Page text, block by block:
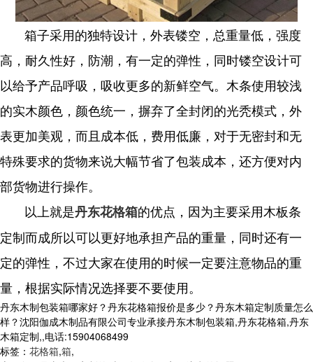
箱子采用的独特设计，外表镂空，总重量低，强度
高，耐久性好，防潮，有一定的弹性，同时镂空设计可
以给予产品呼吸，吸收更多的新鲜空气。木条使用较浅
的实木颜色，颜色统一，摒弃了全封闭的光秃模式，外
表更加美观，而且成本低，费用低廉，对于无密封和无
特殊要求的货物来说大幅节省了包装成本，还方便对内
部货物进行操作。
以上就是丹东花格箱的优点，因为主要采用木板条
定制而成所以可以更好地承担产品的重量，同时还有一
定的弹性，不过大家在使用的时候一定要注意物品的重
量，根据实际情况选择要不要使用。
丹东木制包装箱哪家好？丹东花格箱报价是多少？丹东木箱定制质量怎么
样？沈阳伽成木制品有限公司专业承接丹东木制包装箱,丹东花格箱,丹东
木箱定制,,电话:15904068499
标签： 花格箱,箱,